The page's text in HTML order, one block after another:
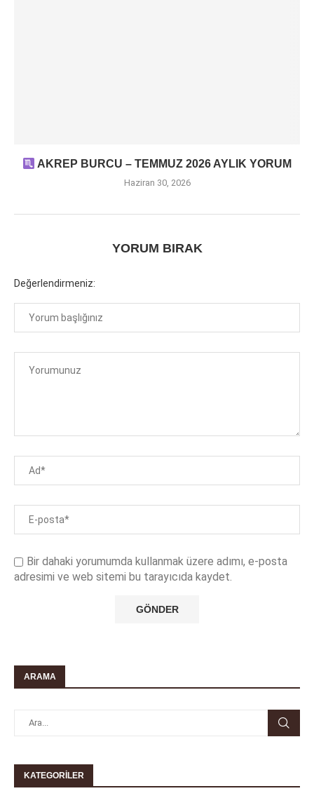
AKREP BURCU – TEMMUZ 2026 AYLIK YORUM
Haziran 30, 2026
YORUM BIRAK
Değerlendirmeniz:
Bir dahaki yorumumda kullanmak üzere adımı, e-posta
adresimi ve web sitemi bu tarayıcıda kaydet.
ARAMA
KATEGORILER